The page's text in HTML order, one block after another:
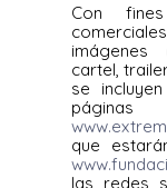
Con
cartel,
se
que
las redes